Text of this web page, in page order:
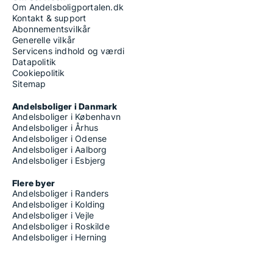
Om Andelsboligportalen.dk
Kontakt & support
Abonnementsvilkår
Generelle vilkår
Servicens indhold og værdi
Datapolitik
Cookiepolitik
Sitemap
Andelsboliger i Danmark
Andelsboliger i København
Andelsboliger i Århus
Andelsboliger i Odense
Andelsboliger i Aalborg
Andelsboliger i Esbjerg
Flere byer
Andelsboliger i Randers
Andelsboliger i Kolding
Andelsboliger i Vejle
Andelsboliger i Roskilde
Andelsboliger i Herning